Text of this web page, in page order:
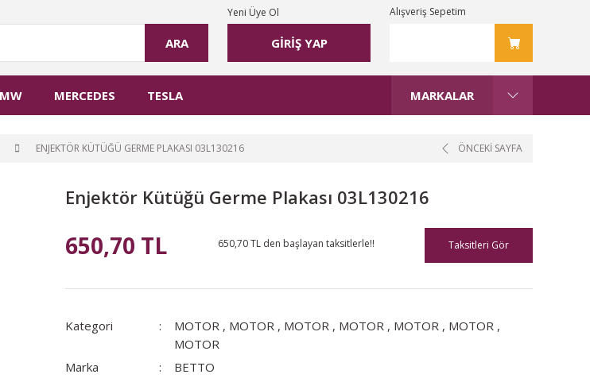
ARA GİRİŞ YAP
Yeni Üye Ol Alışveriş Sepetim
MERCEDES TESLA MARKALAR
ENJEKTÖR KÜTÜĞÜ GERME PLAKASI 03L130216 ÖNCEKİ SAYFA
Enjektör Kütüğü Germe Plakası 03L130216
650,70 TL 650,70 TL den başlayan taksitlerle!! Taksitleri Gör
Kategori MOTOR , MOTOR , MOTOR , MOTOR , MOTOR , MOTOR ,
MOTOR
Marka
BETTO